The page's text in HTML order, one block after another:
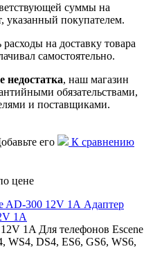
суммы на
указанный покупателем.
на доставку товара
самостоятельно.
недостатка, наш магазин
обязательствами,
и поставщиками.
его
К сравнению
цене
Адаптер
1A
1A Для телефонов Escene
WS4, DS4, ES6, GS6, WS6,